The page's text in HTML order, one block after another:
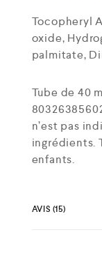
Tocopheryl
oxide,
palmitate,
Tube de 40
n’est pas
ingrédients.
enfants.
AVIS (15)